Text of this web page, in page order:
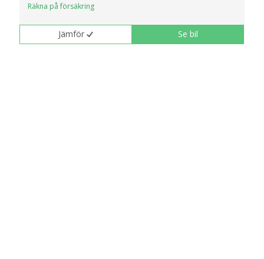
Räkna på försäkring
Jämför Se bil